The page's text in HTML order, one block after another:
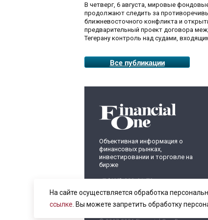
В четверг, 6 августа, мировые
продолжают следить за
ближневосточного конфликта и
предварительный проект договора
Тегерану контроль над судами,
Все публикации
Объективная информация о
финансовых рынках,
инвестировании и торговле на
бирже
+7 (495) 899-01-70
info@fomag.ru
На сайте осуществляется обработка
ссылке . Вы можете запретить обработку